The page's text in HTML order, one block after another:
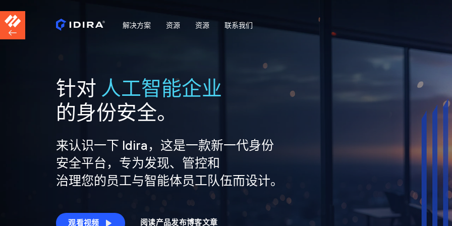
解决方案 资源 资源 联系我们
针对 人工智能企业
的身份安全。
来认识一下 Idira，这是一款新一代身份
安全平台，专为发现、管控和
治理您的员工与智能体员工队伍而设计。
观看视频 阅读产品发布博客文章